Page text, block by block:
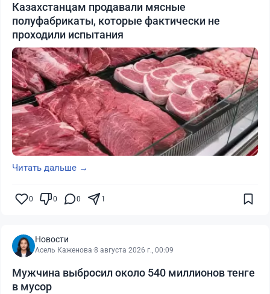
Казахстанцам продавали мясные
полуфабрикаты, которые фактически не
проходили испытания
Читать дальше →
0 0 0 1
Новости
Асель Каженова·8 августа 2026 г., 00:09
Мужчина выбросил около 540 миллионов тенге
в мусор